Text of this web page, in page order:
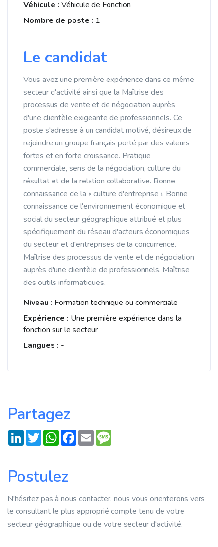
Véhicule : Véhicule de Fonction
Nombre de poste : 1
Le candidat
Vous avez une première expérience dans ce même
secteur d'activité ainsi que la Maîtrise des
processus de vente et de négociation auprès
d'une clientèle exigeante de professionnels. Ce
poste s'adresse à un candidat motivé, désireux de
rejoindre un groupe français porté par des valeurs
fortes et en forte croissance. Pratique
commerciale, sens de la négociation, culture du
résultat et de la relation collaborative. Bonne
connaissance de la « culture d'entreprise » Bonne
connaissance de l'environnement économique et
social du secteur géographique attribué et plus
spécifiquement du réseau d'acteurs économiques
du secteur et d'entreprises de la concurrence.
Maîtrise des processus de vente et de négociation
auprès d'une clientèle de professionnels. Maîtrise
des outils informatiques.
Niveau : Formation technique ou commerciale
Expérience : Une première expérience dans la
fonction sur le secteur
Langues : -
Partagez
LinkedInTwitterWhatsApp
Facebook
Email
Postulez
N'hésitez pas à nous contacter, nous vous orienterons vers
le consultant le plus approprié compte tenu de votre
secteur géographique ou de votre secteur d'activité.